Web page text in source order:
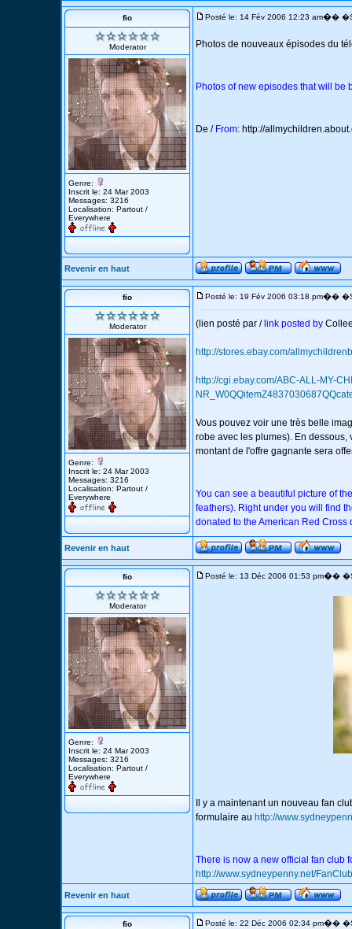
fio
Moderator
Genre:
Inscrit le: 24 Mar 2003
Messages: 3216
Localisation: Partout /
Everywhere
Posté le: 14 Fév 2006 12:23 am��
Photos de nouveaux épisodes du
Photos of new episodes that will be
De / From: http://
Revenir en haut
fio
Moderator
Genre:
Inscrit le: 24 Mar 2003
Messages: 3216
Localisation: Partout /
Everywhere
Posté le: 19 Fév 2006 03:18 pm��
(lien posté par /link posted by
http://stores.ebay.com/
http://cgi.ebay.com/ABC-ALL-MY-
Vous pouvez voir une très belle
robe avec les plumes). En
montant de l'offre gagnante sera
You can see a beautiful picture of
feathers). Right under you will find
donated to the American Red Cross
Revenir en haut
fio
Moderator
Genre:
Inscrit le: 24 Mar 2003
Messages: 3216
Localisation: Partout /
Everywhere
Posté le: 13 Déc 2006 01:53 pm��
Il y a maintenant un nouveau fan
formulaire au http://
There is now a new official fan club
http://www.sydneypenny.net/
Revenir en haut
fio Posté le: 22 Déc 2006 02:34 pm��